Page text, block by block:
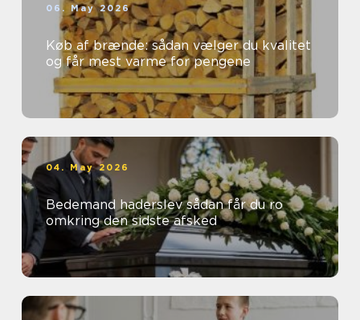
06. May 2026
Køb af brænde: sådan vælger du kvalitet
og får mest varme for pengene
04. May 2026
Bedemand haderslev sådan får du ro
omkring den sidste afsked